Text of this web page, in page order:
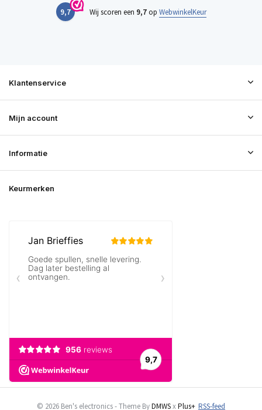
9,7 Wij scoren een 9,7op WebwinkelKeur
Klantenservice
Mijn account
Informatie
Keurmerken
© 2026 Ben's electronics - Theme ByDMWSxPlus+ RSS-feed